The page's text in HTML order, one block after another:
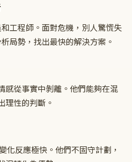
工程師。面對危機，別人驚慌失
局勢，找出最快的解決方案。
感從事實中剝離。他們能夠在混
理性的判斷。
化反應極快。他們不固守計劃，